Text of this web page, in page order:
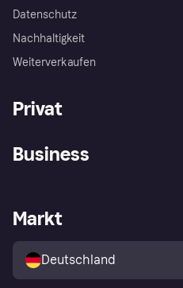
Datenschutz
Nachhaltigkeit
Weiterverkaufen
Privat
Klarna App
Shops entdecken
Käuferschutzrichtlinie
Business
Händlerportal
Markt
Deutschland